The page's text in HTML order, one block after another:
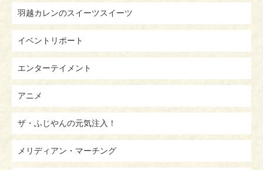
羽越カレンのスイーツスイーツ
イベントリポート
エンターテイメント
アニメ
ザ・ふじやんの元気注入！
メリディアン・マーチング